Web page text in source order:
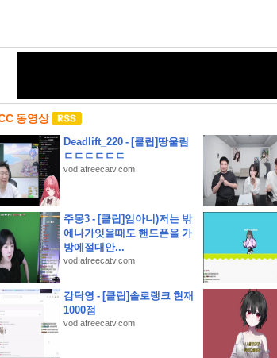
가 정보
안시 무료접종 안내
해드림 단체 펜션 추천
모임장소
:: 영동 가성비 여행 (영동 와인터널 및 레인보우 힐링센터 입장료
동영상
Deadlift_220 - [클립]땅울림
ㄷㄷㄷㄷㄷㄷ
vod.afreecatv.com
주몽3 - [클립]임아니)저는 밖
에나가잇을때도 핸드폰을 가
방에절대안...
vod.afreecatv.com
감탁영 - [클립]솔로랭크 현재
1000점
vod.afreecatv.com